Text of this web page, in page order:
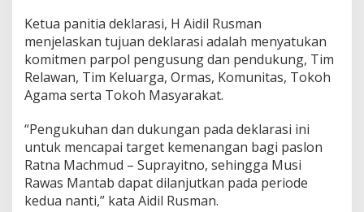
A
k
b
a
r
K
k
u
h
k
a
n
Ketua panitia deklarasi, H Aidil Rusman
menjelaskan tujuan deklarasi adalah menyatukan
komitmen parpol pengusung dan pendukung, Tim
Relawan, Tim Keluarga, Ormas, Komunitas, Tokoh
Agama serta Tokoh Masyarakat.
“Pengukuhan dan dukungan pada deklarasi ini
untuk mencapai target kemenangan bagi paslon
Ratna Machmud – Suprayitno, sehingga Musi
Rawas Mantab dapat dilanjutkan pada periode
kedua nanti,” kata Aidil Rusman.